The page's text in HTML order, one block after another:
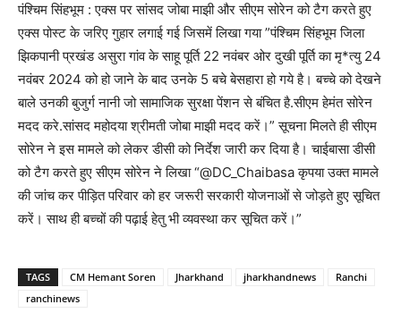
पंश्चिम सिंहभूम : एक्स पर सांसद जोबा माझी और सीएम सोरेन को टैग करते हुए
एक्स पोस्ट के जरिए गुहार लगाई गई जिसमें लिखा गया ”पंश्चिम सिंहभूम जिला
झिकपानी प्रखंड असुरा गांव के साहू पूर्ति 22 नवंबर ओर दुखी पूर्ति का मृ*त्यु 24
नवंबर 2024 को हो जाने के बाद उनके 5 बचे बेसहारा हो गये है। बच्चे को देखने
बाले उनकी बुजुर्ग नानी जो सामाजिक सुरक्षा पेंशन से बंचित है.सीएम हेमंत सोरेन
मदद करे.सांसद महोदया श्रीमती जोबा माझी मदद करें।” सूचना मिलते ही सीएम
सोरेन ने इस मामले को लेकर डीसी को निर्देश जारी कर दिया है। चाईबासा डीसी
को टैग करते हुए सीएम सोरेन ने लिखा “@DC_Chaibasa कृपया उक्त मामले
की जांच कर पीड़ित परिवार को हर जरूरी सरकारी योजनाओं से जोड़ते हुए सूचित
करें। साथ ही बच्चों की पढ़ाई हेतु भी व्यवस्था कर सूचित करें।”
TAGS CM Hemant Soren Jharkhand jharkhandnews
Ranchi
ranchinews